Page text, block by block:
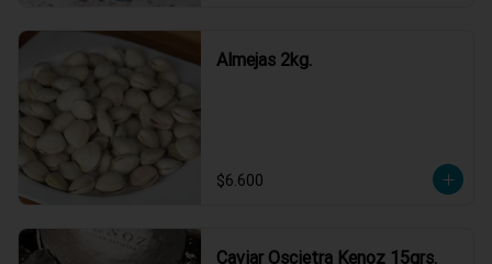
Almejas 2kg.
$6.600
Caviar Oscietra Kenoz 15grs.